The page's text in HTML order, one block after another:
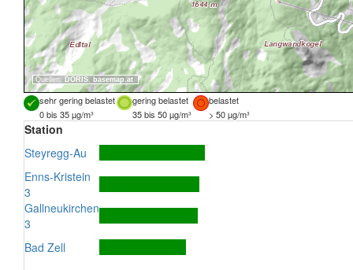
Quellen: DORIS, basemap.at
sehr gering belastet gering belastet
belastet
0 bis 35 µg/m³
35 bis 50 µg/m³ > 50 µg/m³
Station
Steyregg-Au
Enns-Kristein
3
Gallneukirchen
3
Bad Zell